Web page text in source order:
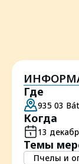
Где
935 03
Когда
13
Темы
Пчелы и